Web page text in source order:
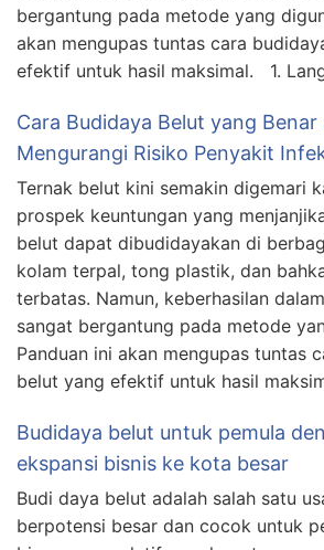
bergantung pada metode yang
akan mengupas tuntas cara
efektif untuk hasil maksimal. 1.
Cara Budidaya Belut yang Benar
Mengurangi Risiko Penyakit
Ternak belut kini semakin digemari
prospek keuntungan yang
belut dapat dibudidayakan di
kolam terpal, tong plastik, dan
terbatas. Namun, keberhasilan
sangat bergantung pada metode
Panduan ini akan mengupas tuntas
belut yang efektif untuk hasil
Budidaya belut untuk pemula
ekspansi bisnis ke kota besar
Budi daya belut adalah salah satu
berpotensi besar dan cocok untuk